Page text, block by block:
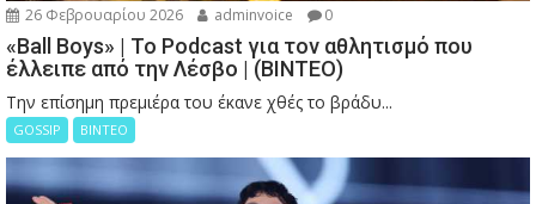
26 Φεβρουαρίου 2026 adminvoice 0
«Ball Boys» | Το Podcast για τον αθλητισμό που
έλλειπε από την Λέσβο | (ΒΙΝΤΕΟ)
Την επίσημη πρεμιέρα του έκανε χθές το βράδυ...
GOSSIP ΒΙΝΤΕΟ